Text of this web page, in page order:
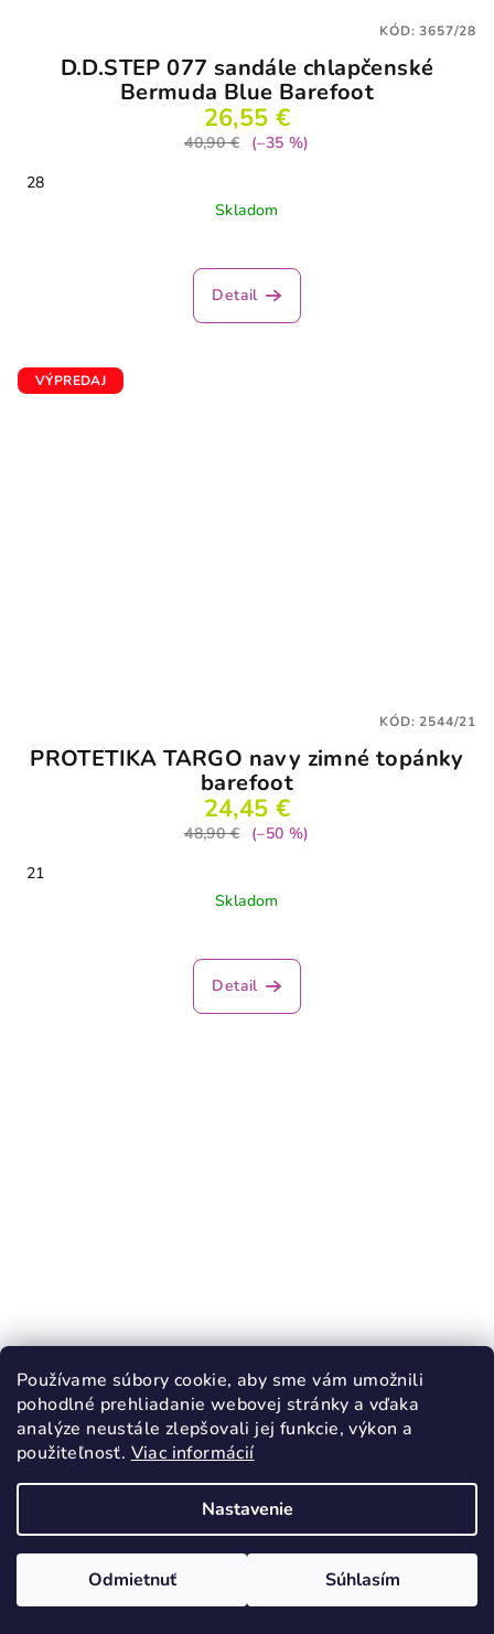
Používame súbory cookie, aby sme vám umožnili
pohodlné prehliadanie webovej stránky a vďaka
analýze neustále zlepšovali jej funkcie, výkon a
použiteľnosť. Viac informácií
Nastavenie
Odmietnuť Súhlasím
D.D.STEP 077 sandále chlapčenské
Bermuda Blue Barefoot
26,55 €
40,90 €
(–35 %)
28
Skladom
Detail
KÓD:3657/28
VÝPREDAJ
PROTETIKA TARGO navy zimné topánky
barefoot
24,45 €
48,90 €
(–50 %)
21
Skladom
Detail
KÓD:2544/21
RAK celoročné topánky MISKA
51,90 €
27
28
KÓD: